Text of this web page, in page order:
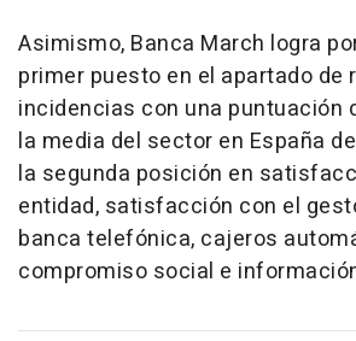
Asimismo, Banca March logra
primer puesto en el apartado de
incidencias con una puntuación
la media del sector en España
la segunda posición en
entidad, satisfacción con el
banca telefónica, cajeros
compromiso social e